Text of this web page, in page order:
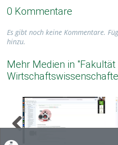
0 Kommentare
Es gibt noch keine Kommentare.
hinzu.
Mehr Medien in "Fakultät